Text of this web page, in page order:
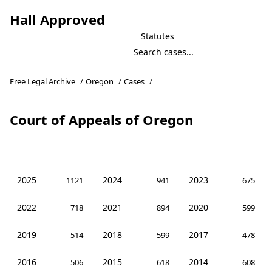
Hall Approved
Statutes
Free Legal Archive / Oregon / Cases /
Court of Appeals of Oregon
2025 1121 2024 941 2023 675
2022 718 2021 894 2020 599
2019 514 2018 599 2017 478
2016 506 2015 618 2014 608